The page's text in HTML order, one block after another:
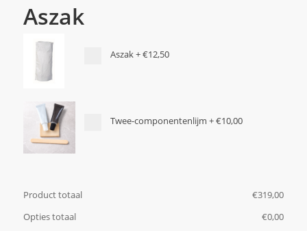
Aszak
Aszak+€12,50
Twee-componentenlijm +€10,00
Product totaal €‎319,00
Opties totaal
€‎0,00